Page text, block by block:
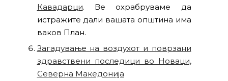
Кавадарци. Ве охрабруваме да
истражите дали вашата општина има
ваков План.
Загадување на воздухот и поврзани
здравствени последици во Новаци,
Северна Македонија